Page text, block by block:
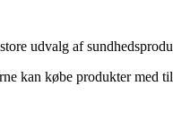
udvalg af
kan købe produkter